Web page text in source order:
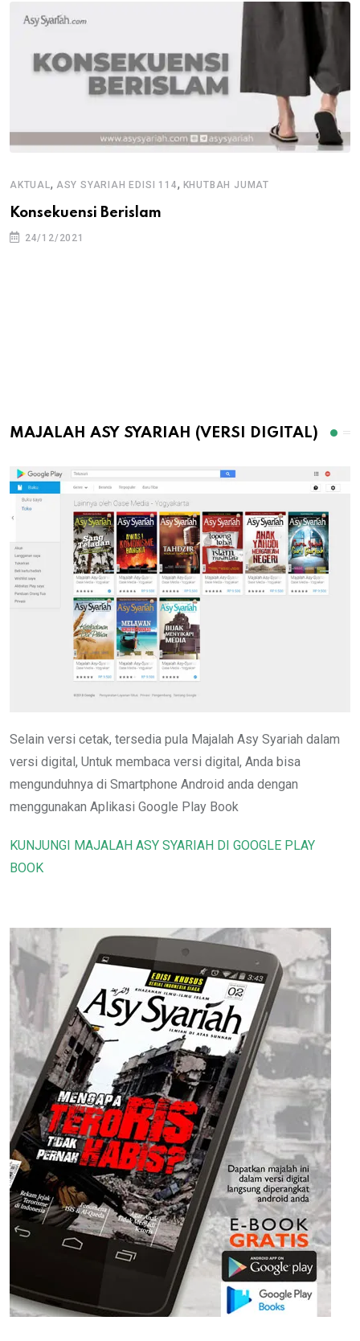
AKTUAL, ASY SYARIAH EDISI 114, KHUTBAH JUMAT
Konsekuensi Berislam
24/12/2021
MAJALAH ASY SYARIAH (VERSI DIGITAL)
Selain versi cetak, tersedia pula Majalah Asy Syariah dalam
versi digital, Untuk membaca versi digital, Anda bisa
mengunduhnya di Smartphone Android anda dengan
menggunakan Aplikasi Google Play Book
KUNJUNGI MAJALAH ASY SYARIAH DI GOOGLE PLAY
BOOK